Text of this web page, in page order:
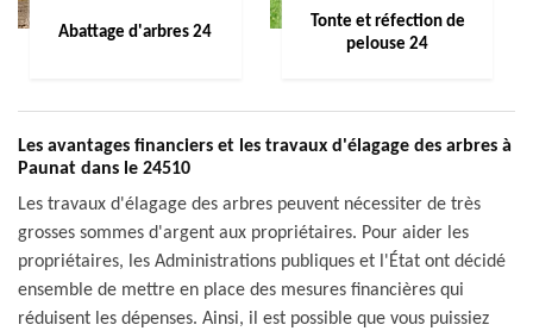
Abattage d'arbres 24
Tonte et réfection de
pelouse 24
Les avantages financiers et les travaux d'élagage des arbres à
Paunat dans le 24510
Les travaux d'élagage des arbres peuvent nécessiter de très
grosses sommes d'argent aux propriétaires. Pour aider les
propriétaires, les Administrations publiques et l'État ont décidé
ensemble de mettre en place des mesures financières qui
réduisent les dépenses. Ainsi, il est possible que vous puissiez